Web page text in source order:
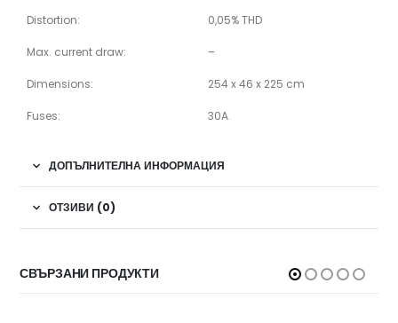
Distortion: 0,05% THD
Max. current draw: –
Dimensions: 254 x 46 x 225 cm
Fuses: 30A
ДОПЪЛНИТЕЛНА ИНФОРМАЦИЯ
ОТЗИВИ (0)
СВЪРЗАНИ ПРОДУКТИ